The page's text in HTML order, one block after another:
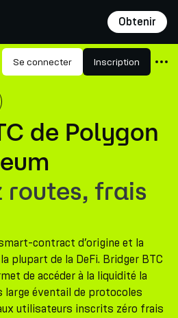
Obtenir
Se connecter Inscription
de Polygon
routes, frais
contract d’origine et la
plupart de la DeFi. Bridger BTC
de accéder à la liquidité la
large éventail de protocoles
utilisateurs inscrits zéro frais